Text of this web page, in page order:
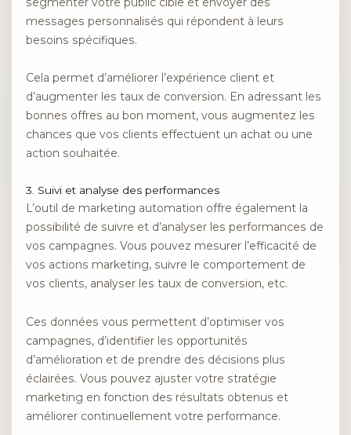
messages personnalisés qui répondent à leurs
besoins spécifiques.
Cela permet d’améliorer l’expérience client et
d’augmenter les taux de conversion. En adressant les
bonnes offres au bon moment, vous augmentez les
chances que vos clients effectuent un achat ou une
action souhaitée.
3. Suivi et analyse des performances
L’outil de marketing automation offre également la
possibilité de suivre et d’analyser les performances de
vos campagnes. Vous pouvez mesurer l’efficacité de
vos actions marketing, suivre le comportement de
vos clients, analyser les taux de conversion, etc.
Ces données vous permettent d’optimiser vos
campagnes, d’identifier les opportunités
d’amélioration et de prendre des décisions plus
éclairées. Vous pouvez ajuster votre stratégie
marketing en fonction des résultats obtenus et
améliorer continuellement votre performance.